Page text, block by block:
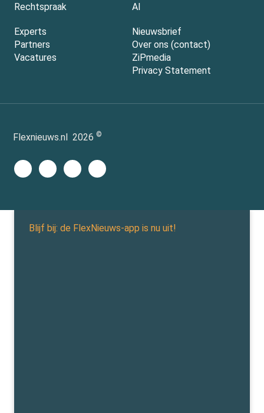
Rechtspraak
AI
Experts
Partners
Vacatures
Nieuwsbrief
Over ons (contact)
ZiPmedia
Privacy Statement
Flexnieuws.nl 2026 ©
Blijf bij: de FlexNieuws-app is nu uit!